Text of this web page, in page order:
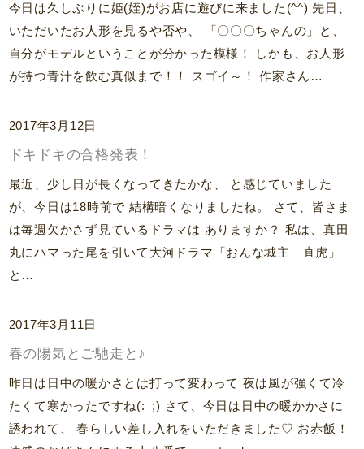
今日は久しぶりに姫(姪)がお店に遊びに来ました(^^) 先日、
いただいたお人形を見るや否や、 「〇〇〇ちゃんの」と、
自分がモデルということが分かった模様！ しかも、お人形
が持つ青汁を飲む真似まで！！ スゴイ～！ 作家さん…
2017年3月12日
ドキドキの合格発表！
最近、少し日が長くなってきたかな、 と感じていました
が、今日は18時前で 結構暗くなりましたね。 さて、皆さま
は毎週欠かさず見ているドラマは ありますか？ 私は、真田
丸にハマった尾を引いて大河ドラマ「おんな城主 直虎」
と…
2017年3月11日
春の陽気とご馳走と♪
昨日は日中の暖かさとは打って変わって 夜は風が強くて冷
たくて寒かったですね(:_;) さて、今日は日中の暖かかさに
誘われて、 春らしい差し入れをいただきました♡ お赤飯！